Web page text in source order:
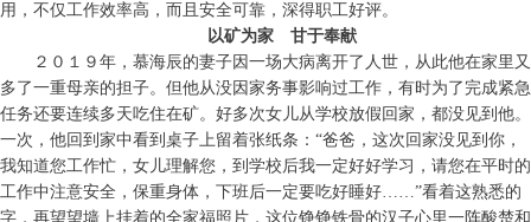
用，不仅工作效率高，而且安全可靠，深得职工好评。
以矿为家 甘于奉献
２０１９年，慕海辰的妻子因一场大病离开了人世，从此他在家里又
多了一重母亲的担子。但他从没因家务事影响过工作，有时为了完成紧急
任务还要连续多天吃住在矿。好多次女儿从学校放假回家，都没见到他。
一次，他回到家中看到桌子上留着张纸条：“爸爸，这次回家没见到你，
我知道您工作忙，女儿理解您，到学校后我一定好好学习，请您在平时的
工作中注意安全，保重身体，下班后一定要吃好睡好……”看着这熟悉的
字，再望望墙上挂着的全家福照片，这位铮铮铁骨的汉子心里一阵酸楚和